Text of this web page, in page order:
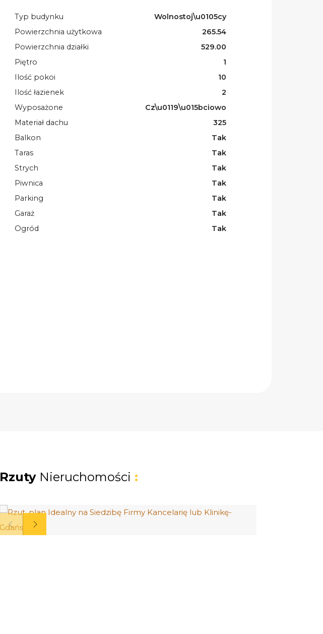
Typ budynku
Wolnostoj\u0105cy
Powierzchnia użytkowa
265.54
Powierzchnia działki
529.00
Piętro
1
Ilość pokoi
10
Ilość łazienek
2
Wyposażone
Cz\u0119\u015bciowo
Materiał dachu
325
Balkon
Tak
Taras
Tak
Strych
Tak
Piwnica
Tak
Parking
Tak
Garaż
Tak
Ogród
Tak
Rzuty Nieruchomości :